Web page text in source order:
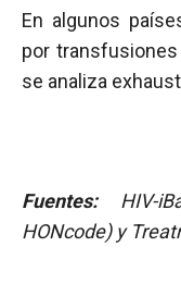
En algunos
por
se analiza
Fuentes: HIV-
HONcode) y